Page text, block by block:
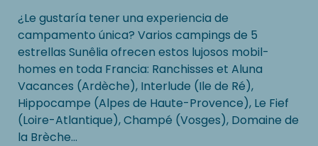
¿Le gustaría tener una experiencia de
campamento única? Varios campings de 5
estrellas Sunêlia ofrecen estos lujosos mobil-
homes en toda Francia: Ranchisses et Aluna
Vacances (Ardèche), Interlude (Ile de Ré),
Hippocampe (Alpes de Haute-Provence), Le Fief
(Loire-Atlantique), Champé (Vosges), Domaine de
la Brèche...